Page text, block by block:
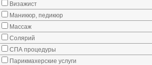
Визажист
Маникюр, педикюр
Массаж
Солярий
СПА процедуры
Парикмахерские услуги